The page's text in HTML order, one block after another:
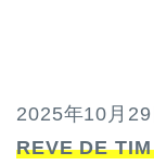
2025年10月
REVE DE